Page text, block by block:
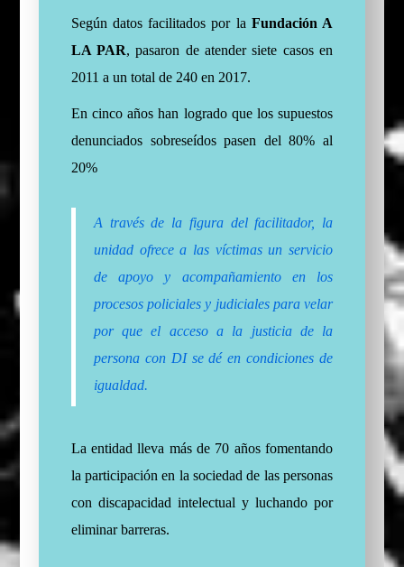
Según datos facilitados por la Fundación A
LA PAR, pasaron de atender siete casos en
2011 a un total de 240 en 2017.
En cinco años han logrado que los supuestos
denunciados sobreseídos pasen del 80% al
20%
A través de la figura del facilitador, la
unidad ofrece a las víctimas un servicio
de apoyo y acompañamiento en los
procesos policiales y judiciales para velar
por que el acceso a la justicia de la
persona con DI se dé en condiciones de
igualdad.
La entidad lleva más de 70 años fomentando
la participación en la sociedad de las personas
con discapacidad intelectual y luchando por
eliminar barreras.